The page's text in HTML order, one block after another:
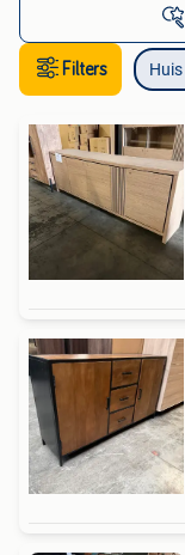
Filters